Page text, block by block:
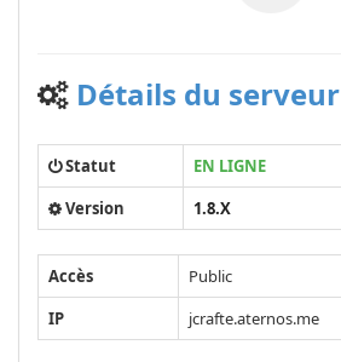
Détails du serveur
Statut
EN LIGNE
Version
1.8.X
Accès
Public
IP
jcrafte.aternos.me